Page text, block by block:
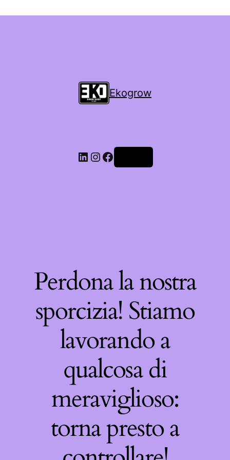
Ekogrow
Perdona la nostra
sporcizia! Stiamo
lavorando a
qualcosa di
meraviglioso:
torna presto a